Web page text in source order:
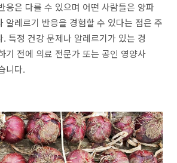
응은 다를 수 있으며 어떤 사람들은 양파
알레르기 반응을 경험할 수 있다는 점은 주
특정 건강 문제나 알레르기가 있는 경
기 전에 의료 전문가 또는 공인 영양사
니다.